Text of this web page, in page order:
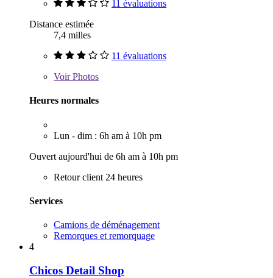
11 évaluations
Distance estimée
7,4 milles
11 évaluations
VoirPhotos
Heures normales
Lun - dim : 6h am à 10h pm
Ouvert aujourd'hui de 6h am à 10h pm
Retour client 24 heures
Services
Camions de déménagement
Remorques et remorquage
4
Chicos Detail Shop